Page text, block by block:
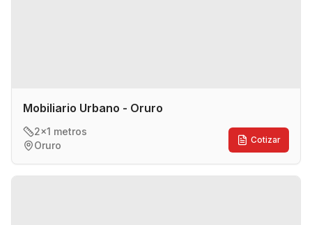
Mobiliario Urbano - Oruro
2x1 metros
Oruro
Cotizar